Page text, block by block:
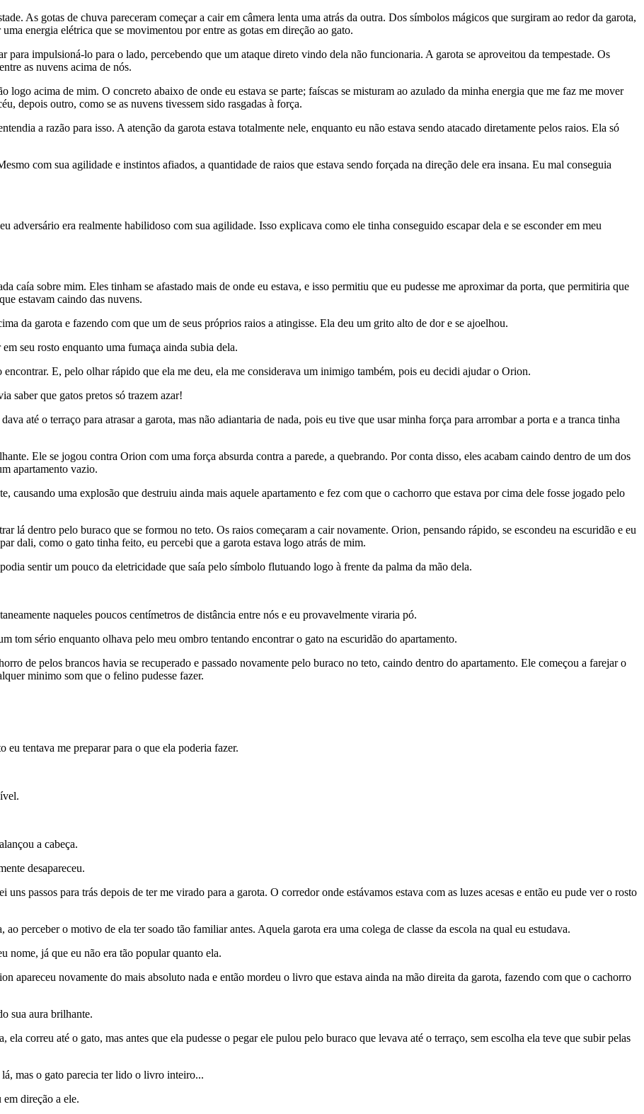
As gotas de chuva pareceram começar a cair em câmera lenta uma atrás da outra. Dos símbolos mágicos que surgiram ao redor da garota,
energia elétrica que se movimentou por entre as gotas em direção ao gato.
impulsioná-lo para o lado, percebendo que um ataque direto vindo dela não funcionaria. A garota se aproveitou da tempestade. Os
as nuvens acima de nós.
acima de mim. O concreto abaixo de onde eu estava se parte; faíscas se misturam ao azulado da minha energia que me faz me mover
depois outro, como se as nuvens tivessem sido rasgadas à força.
a razão para isso. A atenção da garota estava totalmente nele, enquanto eu não estava sendo atacado diretamente pelos raios. Ela só
com sua agilidade e instintos afiados, a quantidade de raios que estava sendo forçada na direção dele era insana. Eu mal conseguia
adversário era realmente habilidoso com sua agilidade. Isso explicava como ele tinha conseguido escapar dela e se esconder em meu
sobre mim. Eles tinham se afastado mais de onde eu estava, e isso permitiu que eu pudesse me aproximar da porta, que permitiria que
estavam caindo das nuvens.
da garota e fazendo com que um de seus próprios raios a atingisse. Ela deu um grito alto de dor e se ajoelhou.
seu rosto enquanto uma fumaça ainda subia dela.
E, pelo olhar rápido que ela me deu, ela me considerava um inimigo também, pois eu decidi ajudar o Orion.
saber que gatos pretos só trazem azar!
até o terraço para atrasar a garota, mas não adiantaria de nada, pois eu tive que usar minha força para arrombar a porta e a tranca tinha
Ele se jogou contra Orion com uma força absurda contra a parede, a quebrando. Por conta disso, eles acabam caindo dentro de um dos
apartamento vazio.
causando uma explosão que destruiu ainda mais aquele apartamento e fez com que o cachorro que estava por cima dele fosse jogado pelo
lá dentro pelo buraco que se formou no teto. Os raios começaram a cair novamente. Orion, pensando rápido, se escondeu na escuridão e eu
dali, como o gato tinha feito, eu percebi que a garota estava logo atrás de mim.
sentir um pouco da eletricidade que saía pelo símbolo flutuando logo à frente da palma da mão dela.
naqueles poucos centímetros de distância entre nós e eu provavelmente viraria pó.
sério enquanto olhava pelo meu ombro tentando encontrar o gato na escuridão do apartamento.
de pelos brancos havia se recuperado e passado novamente pelo buraco no teto, caindo dentro do apartamento. Ele começou a farejar o
minimo som que o felino pudesse fazer.
tentava me preparar para o que ela poderia fazer.
a cabeça.
desapareceu.
passos para trás depois de ter me virado para a garota. O corredor onde estávamos estava com as luzes acesas e então eu pude ver o rosto
perceber o motivo de ela ter soado tão familiar antes. Aquela garota era uma colega de classe da escola na qual eu estudava.
já que eu não era tão popular quanto ela.
apareceu novamente do mais absoluto nada e então mordeu o livro que estava ainda na mão direita da garota, fazendo com que o cachorro
sua aura brilhante.
correu até o gato, mas antes que ela pudesse o pegar ele pulou pelo buraco que levava até o terraço, sem escolha ela teve que subir pelas
mas o gato parecia ter lido o livro inteiro...
direção a ele.